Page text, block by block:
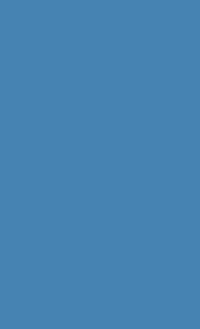
Az
elismerje a
azonosítsa és
támogassa az
kiemelje az
A díjra a
tanulás területéről
A nemzeti
Szakmai